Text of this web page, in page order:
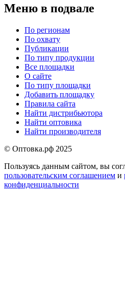
Меню в подвале
По регионам
По охвату
Публикации
По типу продукции
Все площадки
О сайте
По типу площадки
Добавить площадку
Правила сайта
Найти дистрибьютора
Найти оптовика
Найти производителя
© Оптовка.рф 2025
Пользуясь данным сайтом, вы
пользовательским соглашением и
конфиденциальности